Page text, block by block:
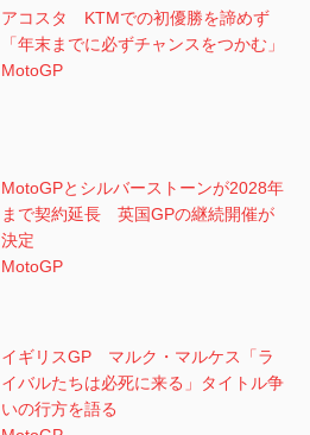
アコスタ KTMでの初優勝を諦めず
「年末までに必ずチャンスをつかむ」
MotoGP
MotoGPとシルバーストーンが2028年
まで契約延長 英国GPの継続開催が
決定
MotoGP
イギリスGP マルク・マルケス「ラ
イバルたちは必死に来る」タイトル争
いの行方を語る